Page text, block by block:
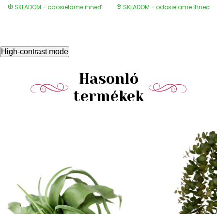
SKLADOM - odosielame ihneď SKLADOM - odosielame ihneď
High-contrast mode
Hasonló
termékek